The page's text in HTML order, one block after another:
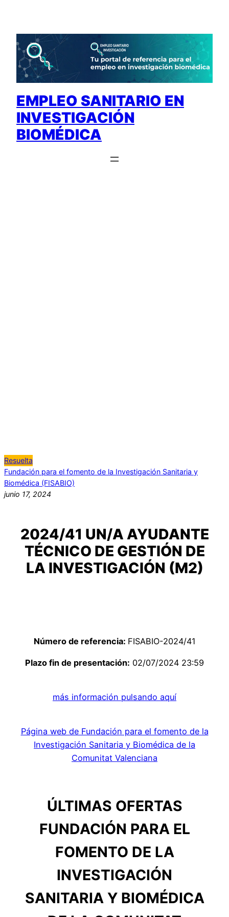
contenido
EMPLEO SANITARIO EN
INVESTIGACIÓN
BIOMÉDICA
Resuelta
Fundación para el fomento de la Investigación Sanitaria y
Biomédica (FISABIO)
junio 17, 2024
2024/41 UN/A AYUDANTE
TÉCNICO DE GESTIÓN DE
LA INVESTIGACIÓN (M2)
Número de referencia: FISABIO-2024/41
Plazo fin de presentación: 02/07/2024 23:59
más información pulsando aquí
Página web de Fundación para el fomento de la
Investigación Sanitaria y Biomédica de la
Comunitat Valenciana
ÚLTIMAS OFERTAS
FUNDACIÓN PARA EL
FOMENTO DE LA
INVESTIGACIÓN
SANITARIA Y BIOMÉDICA